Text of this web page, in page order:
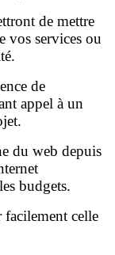
de mettre
vos services ou
de
appel à un
du web depuis
budgets.
celle